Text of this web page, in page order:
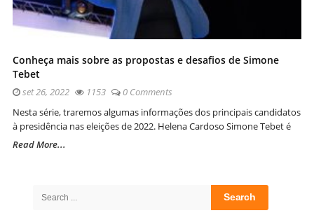
Conheça mais sobre as propostas e desafios de Simone
Tebet
set 26, 2022 1153
0 Comments
Nesta série, traremos algumas informações dos principais candidatos
à presidência nas eleições de 2022. Helena Cardoso Simone Tebet é
Read More...
Search